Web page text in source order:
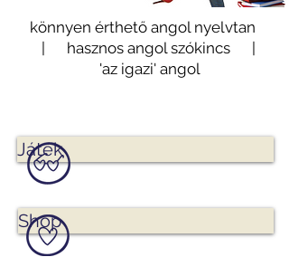
könnyen érthető angol nyelvtan
| hasznos angol szókincs |
'az igazi' angol
Játék
Shop